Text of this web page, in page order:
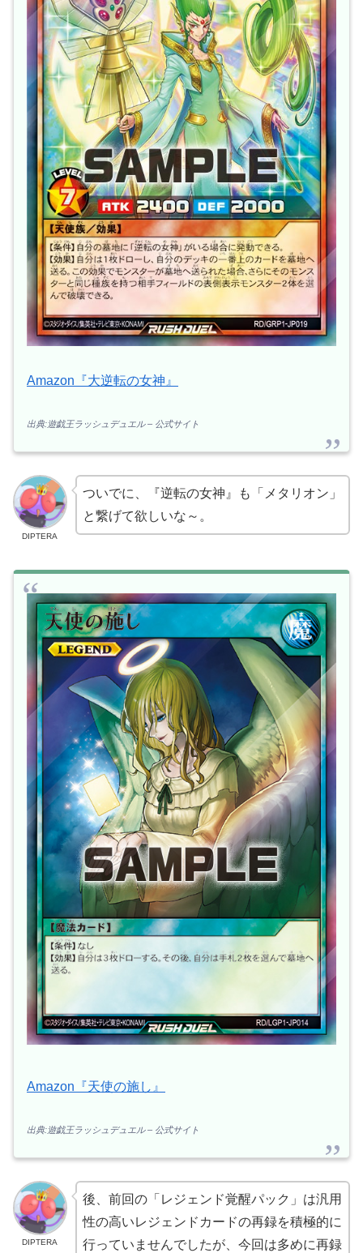
Amazon『大逆転の女神』
出典:遊戯王ラッシュデュエル – 公式サイト
DIPTERA
ついでに、『逆転の女神』も「メタリオン」
と繋げて欲しいな～。
Amazon『天使の施し』
出典:遊戯王ラッシュデュエル – 公式サイト
DIPTERA
後、前回の「レジェンド覚醒パック」は汎用
性の高いレジェンドカードの再録を積極的に
行っていませんでしたが、今回は多めに再録